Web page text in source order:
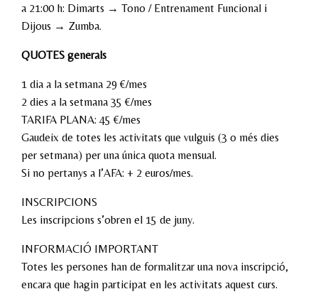
a 21:00 h: Dimarts → Tono / Entrenament Funcional i
Dijous → Zumba.
QUOTES generals
1 dia a la setmana 29 €/mes
2 dies a la setmana 35 €/mes
TARIFA PLANA: 45 €/mes
Gaudeix de totes les activitats que vulguis (3 o més dies
per setmana) per una única quota mensual.
Si no pertanys a l’AFA: + 2 euros/mes.
INSCRIPCIONS
Les inscripcions s’obren el 15 de juny.
INFORMACIÓ IMPORTANT
Totes les persones han de formalitzar una nova inscripció,
encara que hagin participat en les activitats aquest curs.